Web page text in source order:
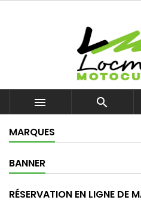
 
MARQUES
BANNER
RÉSERVATION EN LIGNE DE